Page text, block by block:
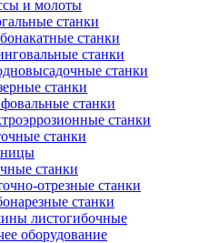
и молоты
станки
станки
станки
станки
станки
станки
станки
станки
станки
отрезные станки
станки
листогибочные
оборудование